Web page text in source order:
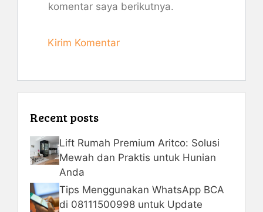
komentar saya berikutnya.
Recent posts
Lift Rumah Premium Aritco: Solusi
Mewah dan Praktis untuk Hunian
Anda
Tips Menggunakan WhatsApp BCA
di 08111500998 untuk Update